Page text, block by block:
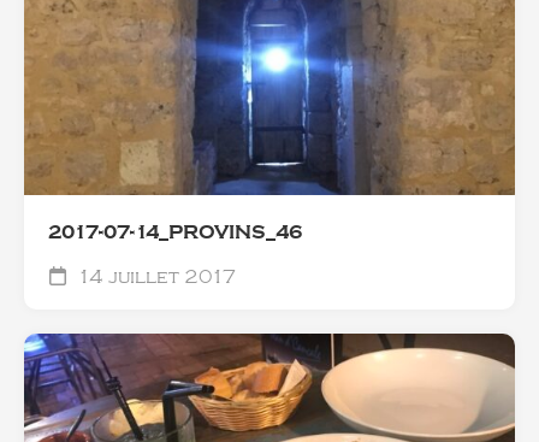
2017-07-14_PROVINS_46
14 juillet 2017